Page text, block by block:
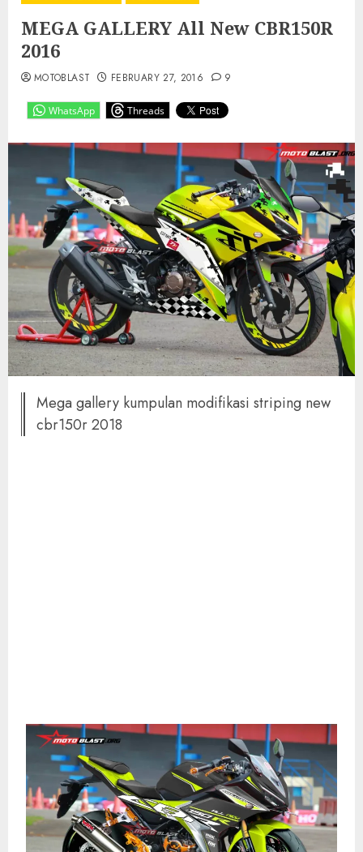
MEGA GALLERY All New CBR150R
2016
WhatsApp Threads
MOTOBLAST FEBRUARY 27, 2016 9
Mega gallery kumpulan modifikasi striping new
cbr150r 2018